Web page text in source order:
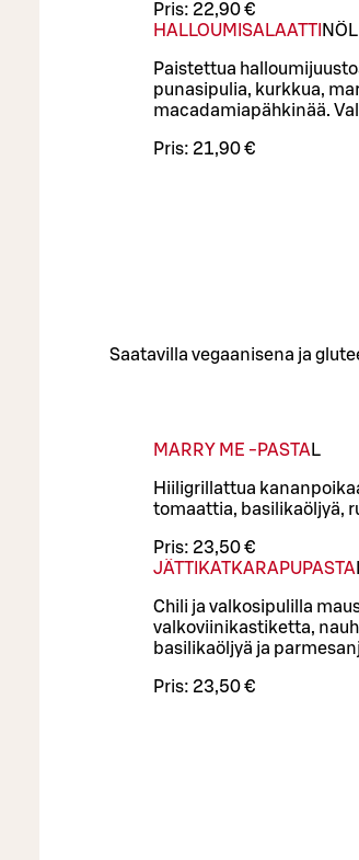
Pris: 22,90 €
HALLOUMISALAATTI NÖ L
Paistettua
punasipulia, kurkkua,
macadamiapähkinää.
Pris: 21,90 €
Saatavilla vegaanisena ja
MARRY ME -PASTA L
Hiiligrillattua
tomaattia, basilikaöljyä,
Pris: 23,50 €
JÄTTIKATKARAPUPASTA
Chili ja valkosipulilla
valkoviinikastiketta,
basilikaöljyä ja
Pris: 23,50 €